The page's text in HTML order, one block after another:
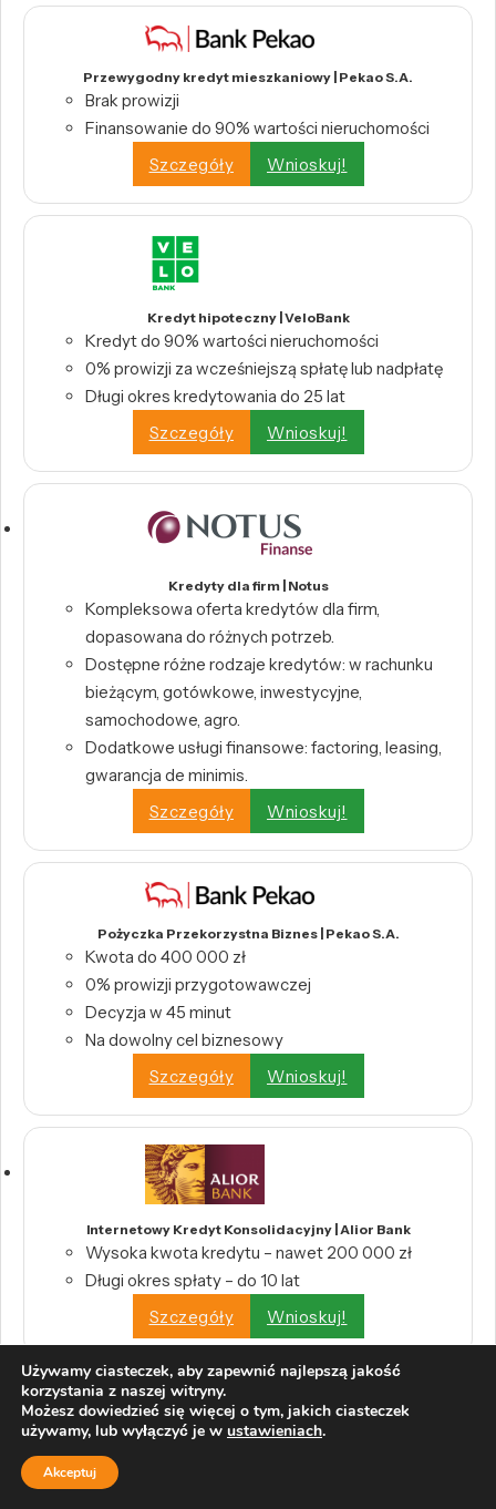
Przewygodny kredyt mieszkaniowy | Pekao S.A.
Brak prowizji
Finansowanie do 90% wartości nieruchomości
Szczegóły
Wnioskuj!
Kredyt hipoteczny | VeloBank
Kredyt do 90% wartości nieruchomości
0% prowizji za wcześniejszą spłatę lub nadpłatę
Długi okres kredytowania do 25 lat
Szczegóły
Wnioskuj!
Kredyty dla firm | Notus
Kompleksowa oferta kredytów dla firm,
dopasowana do różnych potrzeb.
Dostępne różne rodzaje kredytów: w rachunku
bieżącym, gotówkowe, inwestycyjne,
samochodowe, agro.
Dodatkowe usługi finansowe: factoring, leasing,
gwarancja de minimis.
Szczegóły
Wnioskuj!
Pożyczka Przekorzystna Biznes | Pekao S.A.
Kwota do 400 000 zł
0% prowizji przygotowawczej
Decyzja w 45 minut
Na dowolny cel biznesowy
Szczegóły
Wnioskuj!
Internetowy Kredyt Konsolidacyjny | Alior Bank
Wysoka kwota kredytu – nawet 200 000 zł
Długi okres spłaty – do 10 lat
Szczegóły
Wnioskuj!
Kredyt konsolidacyjny | Bank BNP Paribas
Jedna rata zamiast wielu
Używamy ciasteczek, aby zapewnić najlepszą jakość
korzystania z naszej witryny.
Możesz dowiedzieć się więcej o tym, jakich ciasteczek
używamy, lub wyłączyć je w ustawieniach.
Akceptuj